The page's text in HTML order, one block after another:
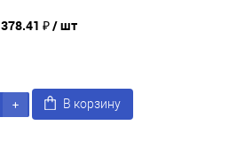
378.41 ₽/ шт
В корзину